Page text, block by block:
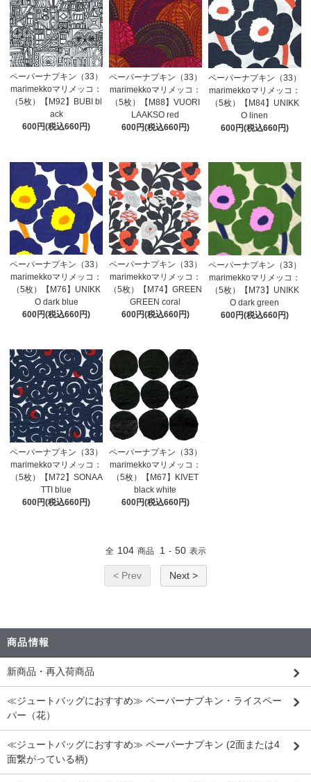
ペーパーナプキン（33）
marimekkoマリメッコ：
（5枚）【M92】BUBI bl
ack
600円(税込660円)
ペーパーナプキン（33）
marimekkoマリメッコ：
（5枚）【M88】VUORI
LAAKSO red
600円(税込660円)
ペーパーナプキン（33）
marimekkoマリメッコ：
（5枚）【M84】UNIKK
O linen
600円(税込660円)
ペーパーナプキン（33）
marimekkoマリメッコ：
（5枚）【M76】UNIKK
O dark blue
600円(税込660円)
ペーパーナプキン（33）
marimekkoマリメッコ：
（5枚）【M74】GREEN
GREEN coral
600円(税込660円)
ペーパーナプキン（33）
marimekkoマリメッコ：
（5枚）【M73】UNIKK
O dark green
600円(税込660円)
ペーパーナプキン（33）
marimekkoマリメッコ：
（5枚）【M72】SONAA
TTI blue
600円(税込660円)
ペーパーナプキン（33）
marimekkoマリメッコ：
（5枚）【M67】KIVET
black white
600円(税込660円)
全 104 商品 1 - 50 表示
< Prev Next >
商品情報
新商品・再入荷商品
≪ジュートバッグにおすすめ≫ ペーパーナプキン・ライスペー
パー（花）
≪ジュートバッグにおすすめ≫ ペーパーナプキン (2面または4
面繋がっている柄)